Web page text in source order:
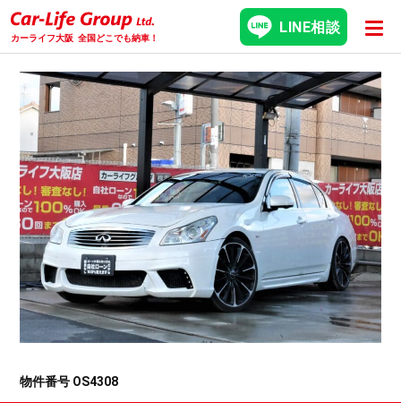
カーライフ大阪 全国どこでも納車！
LINE相談
物件番号 OS4308